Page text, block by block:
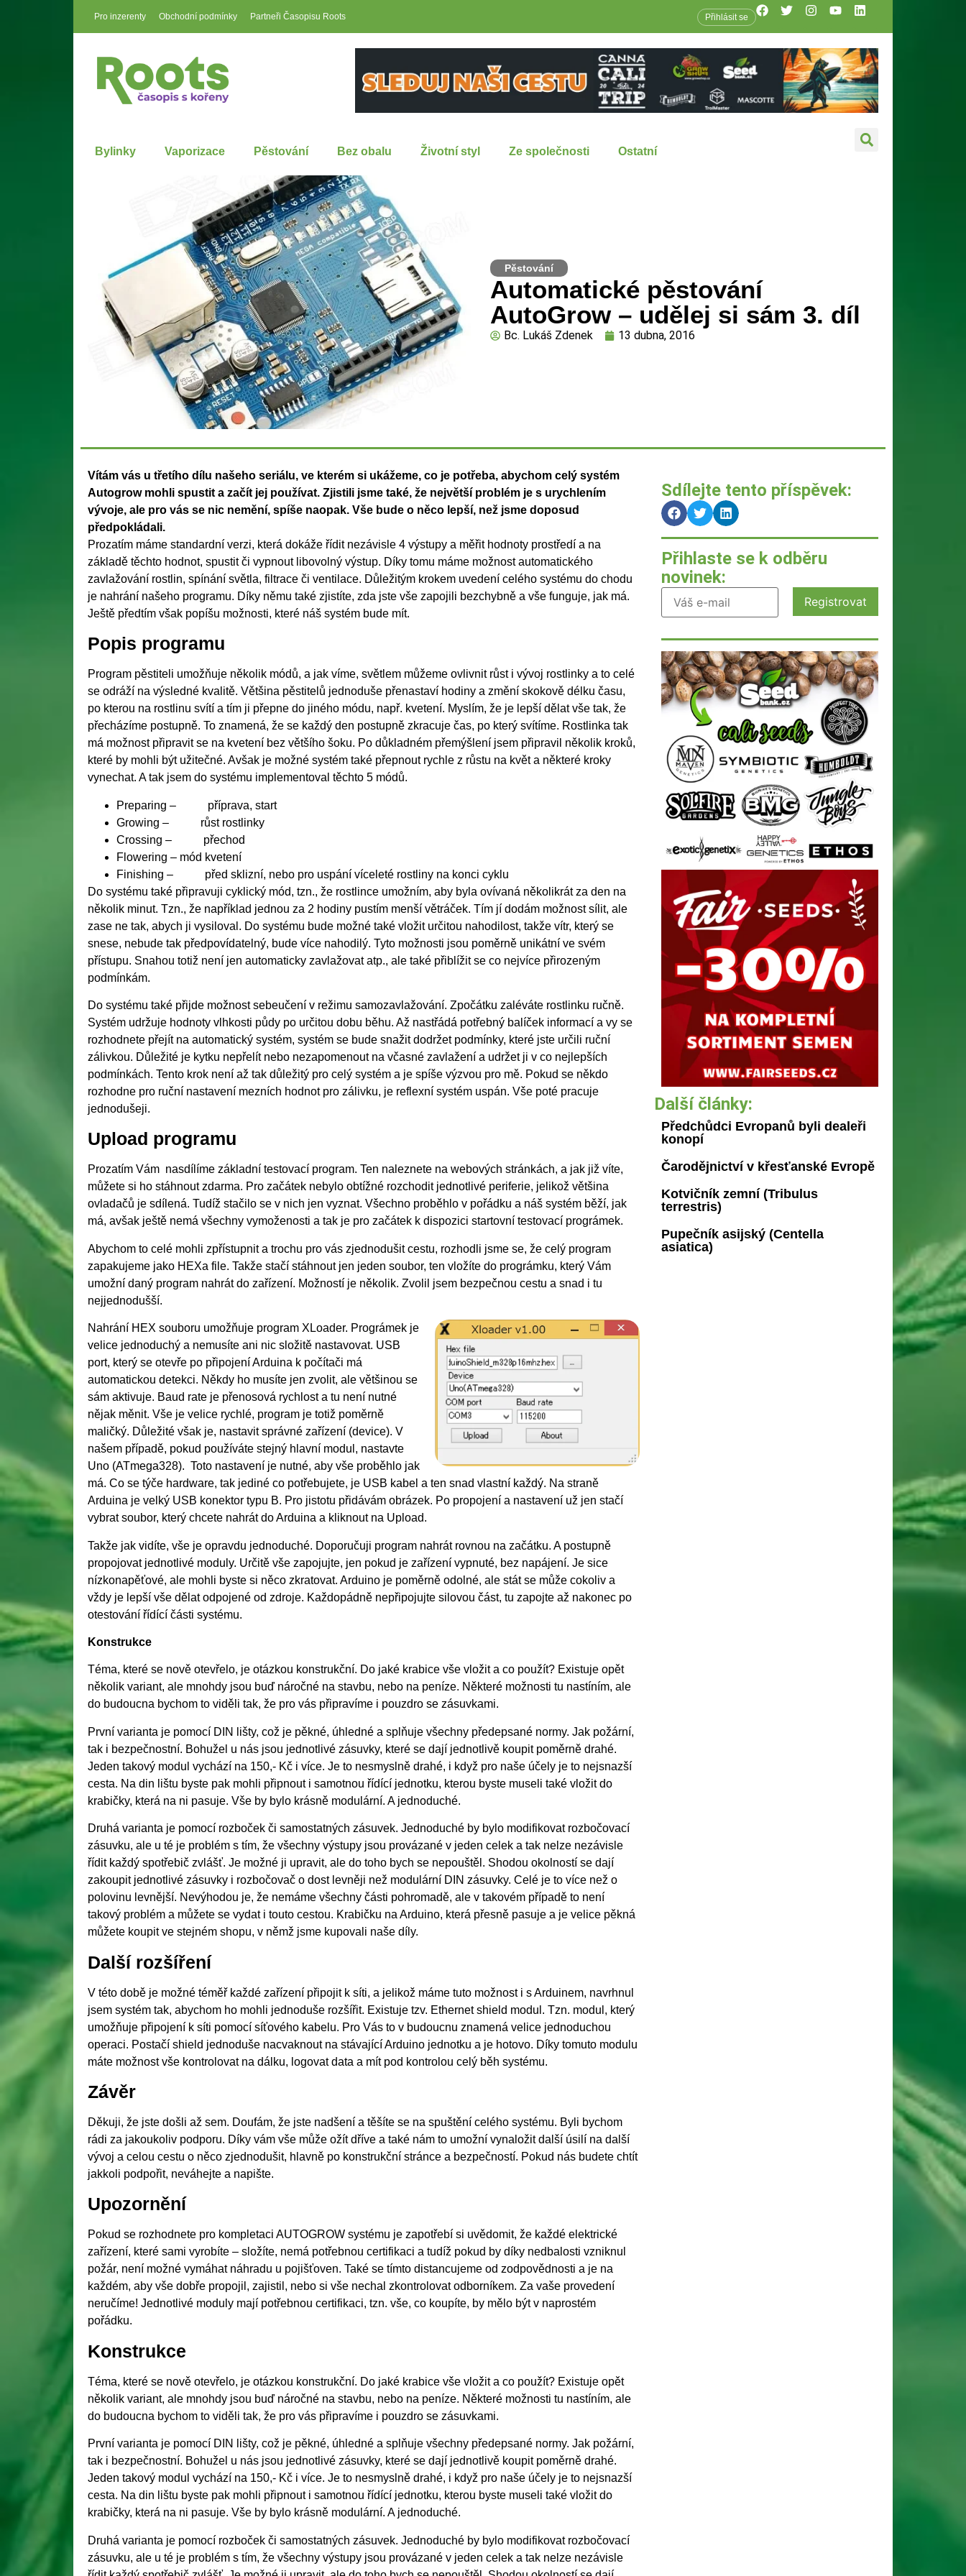
Pro inzerenty Obchodní podmínky Partneři Časopisu Roots Přihlásit se
Bylinky Vaporizace Pěstování Bez obalu Životní styl Ze společnosti Ostatní
Pěstování
Automatické pěstování
AutoGrow – udělej si sám 3. díl
Bc. Lukáš Zdenek 13 dubna, 2016
Vítám vás u třetího dílu našeho seriálu, ve kterém si ukážeme, co je potřeba, abychom celý systém
Autogrow mohli spustit a začít jej používat. Zjistili jsme také, že největší problém je s urychlením
vývoje, ale pro vás se nic nemění, spíše naopak. Vše bude o něco lepší, než jsme doposud
předpokládali.
Prozatím máme standardní verzi, která dokáže řídit nezávisle 4 výstupy a měřit hodnoty prostředí a na
základě těchto hodnot, spustit či vypnout libovolný výstup. Díky tomu máme možnost automatického
zavlažování rostlin, spínání světla, filtrace či ventilace. Důležitým krokem uvedení celého systému do chodu
je nahrání našeho programu. Díky němu také zjistíte, zda jste vše zapojili bezchybně a vše funguje, jak má.
Ještě předtím však popíšu možnosti, které náš systém bude mít.
Popis programu
Program pěstiteli umožňuje několik módů, a jak víme, světlem můžeme ovlivnit růst i vývoj rostlinky a to celé
se odráží na výsledné kvalitě. Většina pěstitelů jednoduše přenastaví hodiny a změní skokově délku času,
po kterou na rostlinu svítí a tím ji přepne do jiného módu, např. kvetení. Myslím, že je lepší dělat vše tak, že
přecházíme postupně. To znamená, že se každý den postupně zkracuje čas, po který svítíme. Rostlinka tak
má možnost připravit se na kvetení bez většího šoku. Po důkladném přemýšlení jsem připravil několik kroků,
které by mohli být užitečné. Avšak je možné systém také přepnout rychle z růstu na květ a některé kroky
vynechat. A tak jsem do systému implementoval těchto 5 módů.
Preparing – příprava, start
Growing – růst rostlinky
Crossing – přechod
Flowering – mód kvetení
Finishing – před sklizní, nebo pro uspání víceleté rostliny na konci cyklu
Do systému také připravuji cyklický mód, tzn., že rostlince umožním, aby byla ovívaná několikrát za den na
několik minut. Tzn., že například jednou za 2 hodiny pustím menší větráček. Tím jí dodám možnost sílit, ale
zase ne tak, abych ji vysiloval. Do systému bude možné také vložit určitou nahodilost, takže vítr, který se
snese, nebude tak předpovídatelný, bude více nahodilý. Tyto možnosti jsou poměrně unikátní ve svém
přístupu. Snahou totiž není jen automaticky zavlažovat atp., ale také přiblížit se co nejvíce přirozeným
podmínkám.
Do systému také přijde možnost sebeučení v režimu samozavlažování. Zpočátku zaléváte rostlinku ručně.
Systém udržuje hodnoty vlhkosti půdy po určitou dobu běhu. Až nastřádá potřebný balíček informací a vy se
rozhodnete přejít na automatický systém, systém se bude snažit dodržet podmínky, které jste určili ruční
zálivkou. Důležité je kytku nepřelít nebo nezapomenout na včasné zavlažení a udržet ji v co nejlepších
podmínkách. Tento krok není až tak důležitý pro celý systém a je spíše výzvou pro mě. Pokud se někdo
rozhodne pro ruční nastavení mezních hodnot pro zálivku, je reflexní systém uspán. Vše poté pracuje
jednodušeji.
Upload programu
Prozatím Vám nasdílíme základní testovací program. Ten naleznete na webových stránkách, a jak již víte,
můžete si ho stáhnout zdarma. Pro začátek nebylo obtížné rozchodit jednotlivé periferie, jelikož většina
ovladačů je sdílená. Tudíž stačilo se v nich jen vyznat. Všechno proběhlo v pořádku a náš systém běží, jak
má, avšak ještě nemá všechny vymoženosti a tak je pro začátek k dispozici startovní testovací prográmek.
Abychom to celé mohli zpřístupnit a trochu pro vás zjednodušit cestu, rozhodli jsme se, že celý program
zapakujeme jako HEXa file. Takže stačí stáhnout jen jeden soubor, ten vložíte do prográmku, který Vám
umožní daný program nahrát do zařízení. Možností je několik. Zvolil jsem bezpečnou cestu a snad i tu
nejjednodušší.
Nahrání HEX souboru umožňuje program XLoader. Prográmek je
velice jednoduchý a nemusíte ani nic složitě nastavovat. USB
port, který se otevře po připojení Arduina k počítači má
automatickou detekci. Někdy ho musíte jen zvolit, ale většinou se
sám aktivuje. Baud rate je přenosová rychlost a tu není nutné
nějak měnit. Vše je velice rychlé, program je totiž poměrně
maličký. Důležité však je, nastavit správné zařízení (device). V
našem případě, pokud používáte stejný hlavní modul, nastavte
Uno (ATmega328). Toto nastavení je nutné, aby vše proběhlo jak
má. Co se týče hardware, tak jediné co potřebujete, je USB kabel a ten snad vlastní každý. Na straně
Arduina je velký USB konektor typu B. Pro jistotu přidávám obrázek. Po propojení a nastavení už jen stačí
vybrat soubor, který chcete nahrát do Arduina a kliknout na Upload.
Takže jak vidíte, vše je opravdu jednoduché. Doporučuji program nahrát rovnou na začátku. A postupně
propojovat jednotlivé moduly. Určitě vše zapojujte, jen pokud je zařízení vypnuté, bez napájení. Je sice
nízkonapěťové, ale mohli byste si něco zkratovat. Arduino je poměrně odolné, ale stát se může cokoliv a
vždy je lepší vše dělat odpojené od zdroje. Každopádně nepřipojujte silovou část, tu zapojte až nakonec po
otestování řídící části systému.
Konstrukce
Téma, které se nově otevřelo, je otázkou konstrukční. Do jaké krabice vše vložit a co použít? Existuje opět
několik variant, ale mnohdy jsou buď náročné na stavbu, nebo na peníze. Některé možnosti tu nastíním, ale
do budoucna bychom to viděli tak, že pro vás připravíme i pouzdro se zásuvkami.
První varianta je pomocí DIN lišty, což je pěkné, úhledné a splňuje všechny předepsané normy. Jak požární,
tak i bezpečnostní. Bohužel u nás jsou jednotlivé zásuvky, které se dají jednotlivě koupit poměrně drahé.
Jeden takový modul vychází na 150,- Kč i více. Je to nesmyslně drahé, i když pro naše účely je to nejsnazší
cesta. Na din lištu byste pak mohli připnout i samotnou řídící jednotku, kterou byste museli také vložit do
krabičky, která na ni pasuje. Vše by bylo krásně modulární. A jednoduché.
Druhá varianta je pomocí rozboček či samostatných zásuvek. Jednoduché by bylo modifikovat rozbočovací
zásuvku, ale u té je problém s tím, že všechny výstupy jsou provázané v jeden celek a tak nelze nezávisle
řídit každý spotřebič zvlášť. Je možné ji upravit, ale do toho bych se nepouštěl. Shodou okolností se dají
zakoupit jednotlivé zásuvky i rozbočovač o dost levněji než modulární DIN zásuvky. Celé je to více než o
polovinu levnější. Nevýhodou je, že nemáme všechny části pohromadě, ale v takovém případě to není
takový problém a můžete se vydat i touto cestou. Krabičku na Arduino, která přesně pasuje a je velice pěkná
můžete koupit ve stejném shopu, v němž jsme kupovali naše díly.
Další rozšíření
V této době je možné téměř každé zařízení připojit k síti, a jelikož máme tuto možnost i s Arduinem, navrhnul
jsem systém tak, abychom ho mohli jednoduše rozšířit. Existuje tzv. Ethernet shield modul. Tzn. modul, který
umožňuje připojení k síti pomocí síťového kabelu. Pro Vás to v budoucnu znamená velice jednoduchou
operaci. Postačí shield jednoduše nacvaknout na stávající Arduino jednotku a je hotovo. Díky tomuto modulu
máte možnost vše kontrolovat na dálku, logovat data a mít pod kontrolou celý běh systému.
Závěr
Děkuji, že jste došli až sem. Doufám, že jste nadšení a těšíte se na spuštění celého systému. Byli bychom
rádi za jakoukoliv podporu. Díky vám vše může ožít dříve a také nám to umožní vynaložit další úsilí na další
vývoj a celou cestu o něco zjednodušit, hlavně po konstrukční stránce a bezpečností. Pokud nás budete chtít
jakkoli podpořit, neváhejte a napište.
Upozornění
Pokud se rozhodnete pro kompletaci AUTOGROW systému je zapotřebí si uvědomit, že každé elektrické
zařízení, které sami vyrobíte – složíte, nemá potřebnou certifikaci a tudíž pokud by díky nedbalosti vzniknul
požár, není možné vymáhat náhradu u pojišťoven. Také se tímto distancujeme od zodpovědnosti a je na
každém, aby vše dobře propojil, zajistil, nebo si vše nechal zkontrolovat odborníkem. Za vaše provedení
neručíme! Jednotlivé moduly mají potřebnou certifikaci, tzn. vše, co koupíte, by mělo být v naprostém
pořádku.
Konstrukce
Téma, které se nově otevřelo, je otázkou konstrukční. Do jaké krabice vše vložit a co použít? Existuje opět
několik variant, ale mnohdy jsou buď náročné na stavbu, nebo na peníze. Některé možnosti tu nastíním, ale
do budoucna bychom to viděli tak, že pro vás připravíme i pouzdro se zásuvkami.
První varianta je pomocí DIN lišty, což je pěkné, úhledné a splňuje všechny předepsané normy. Jak požární,
tak i bezpečnostní. Bohužel u nás jsou jednotlivé zásuvky, které se dají jednotlivě koupit poměrně drahé.
Jeden takový modul vychází na 150,- Kč i více. Je to nesmyslně drahé, i když pro naše účely je to nejsnazší
cesta. Na din lištu byste pak mohli připnout i samotnou řídící jednotku, kterou byste museli také vložit do
krabičky, která na ni pasuje. Vše by bylo krásně modulární. A jednoduché.
Druhá varianta je pomocí rozboček či samostatných zásuvek. Jednoduché by bylo modifikovat rozbočovací
zásuvku, ale u té je problém s tím, že všechny výstupy jsou provázané v jeden celek a tak nelze nezávisle
Sdílejte tento příspěvek:
Přihlaste se k odběru
novinek:
Další články:
Předchůdci Evropanů byli dealeři
konopí
Čarodějnictví v křesťanské Evropě
Kotvičník zemní (Tribulus
terrestris)
Pupečník asijský (Centella
asiatica)